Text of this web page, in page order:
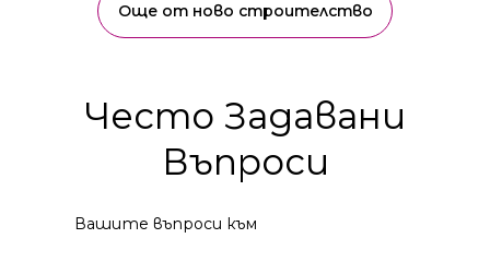
Още от ново строителство
Често Задавани
Въпроси
Вашите въпроси към